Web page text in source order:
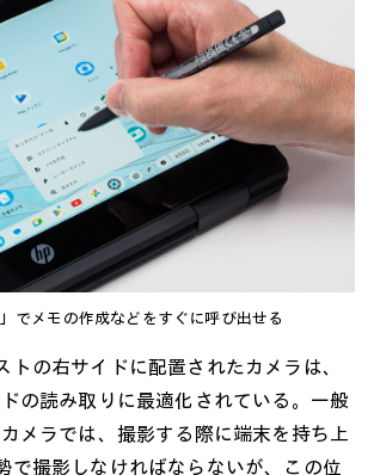
でメモの作成などをすぐに呼び出せる
トの右サイドに配置されたカメラは、
の読み取りに最適化されている。一般
メラでは、撮影する際に端末を持ち上
で撮影しなければならないが、この位